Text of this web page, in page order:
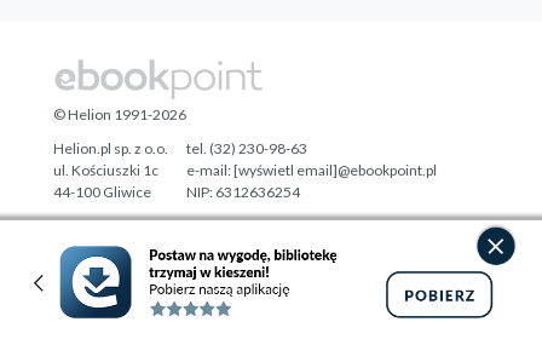
Designed with ♥ byTonik.pl
© Helion 1991-2026
Helion.pl sp. z o.o.
ul. Kościuszki 1c
44-100 Gliwice
tel. (32) 230-98-63
e-mail:[wyświetl email]@ebookpoint.pl
NIP: 6312636254
Regon: 241989027
Pełna wersja strony »